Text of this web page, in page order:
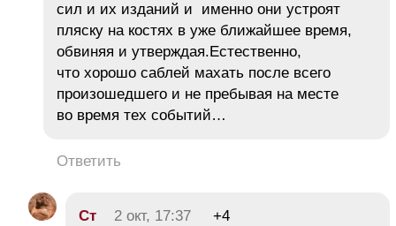
сил и их изданий и именно они устроят
пляску на костях в уже ближайшее время,
обвиняя и утверждая.Естественно,
что хорошо саблей махать после всего
произошедшего и не пребывая на месте
во время тех событий…
Ответить
Ст 2 окт, 17:37
+4